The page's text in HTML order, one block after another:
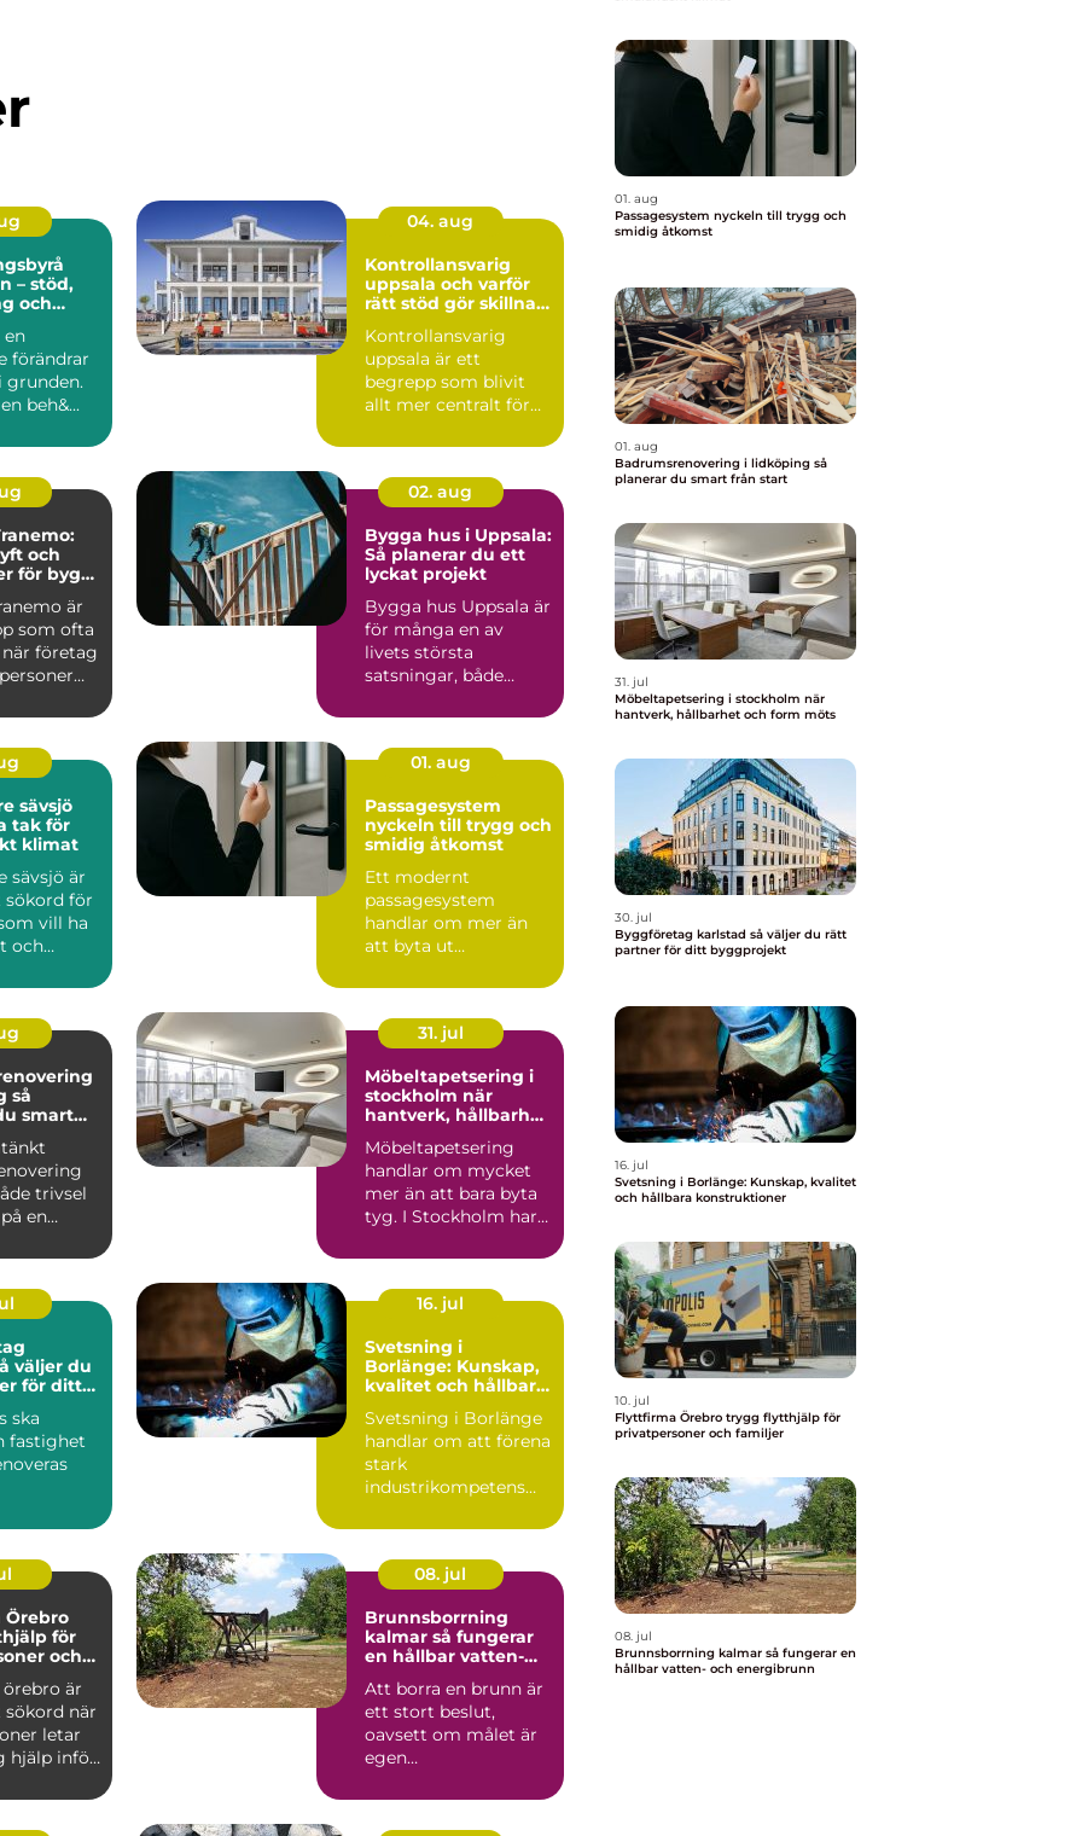
– stöd,
och
förändrar
grunden.
beh&...
04. aug
Kontrollansvarig
uppsala och varför
rätt stöd gör skillnad
Kontrollansvarig
uppsala är ett
begrepp som blivit
allt mer centralt för
företag ...
och
för bygg
är
som ofta
företag
02. aug
Bygga hus i Uppsala:
Så planerar du ett
lyckat projekt
Bygga hus Uppsala är
för många en av
livets största
satsningar, både
sävsjö
tak för
klimat
sävsjö är
för
vill ha
och
01. aug
Passagesystem
nyckeln till trygg och
smidig åtkomst
Ett modernt
passagesystem
handlar om mer än
att byta ut
en bricka eller mobil.
Rät...
smart
trivsel
en
31. jul
Möbeltapetsering i
stockholm när
hantverk, hållbarhet
Möbeltapetsering
handlar om mycket
mer än att bara byta
tyg. I Stockholm har
...
för ditt
ska
fastighet
16. jul
Svetsning i
Borlänge: Kunskap,
kvalitet och hållbara
Svetsning i Borlänge
handlar om att förena
stark
industrikompetens
probleml&o...
för
och
är
när
letar
hjälp inför
08. jul
Brunnsborrning
kalmar så fungerar
en hållbar vatten-
Att borra en brunn är
ett stort beslut,
oavsett om målet är
egen
eller bergvärme. ...
01. aug
Passagesystem nyckeln till trygg och
smidig åtkomst
01. aug
Badrumsrenovering i lidköping så
planerar du smart från start
31. jul
Möbeltapetsering i stockholm när
hantverk, hållbarhet och form möts
30. jul
Byggföretag karlstad så väljer du rätt
partner för ditt byggprojekt
16. jul
Svetsning i Borlänge: Kunskap, kvalitet
och hållbara konstruktioner
10. jul
Flyttfirma Örebro trygg flytthjälp för
privatpersoner och familjer
08. jul
Brunnsborrning kalmar så fungerar en
hållbar vatten- och energibrunn